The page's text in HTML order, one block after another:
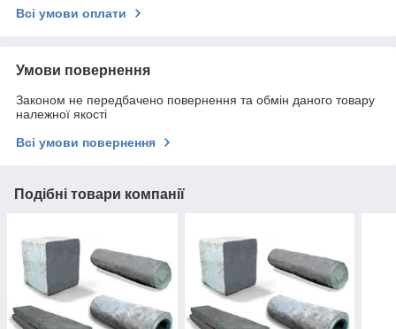
Всі умови оплати
Умови повернення
Законом не передбачено повернення та обмін даного товару
належної якості
Всі умови повернення
Подібні товари компанії